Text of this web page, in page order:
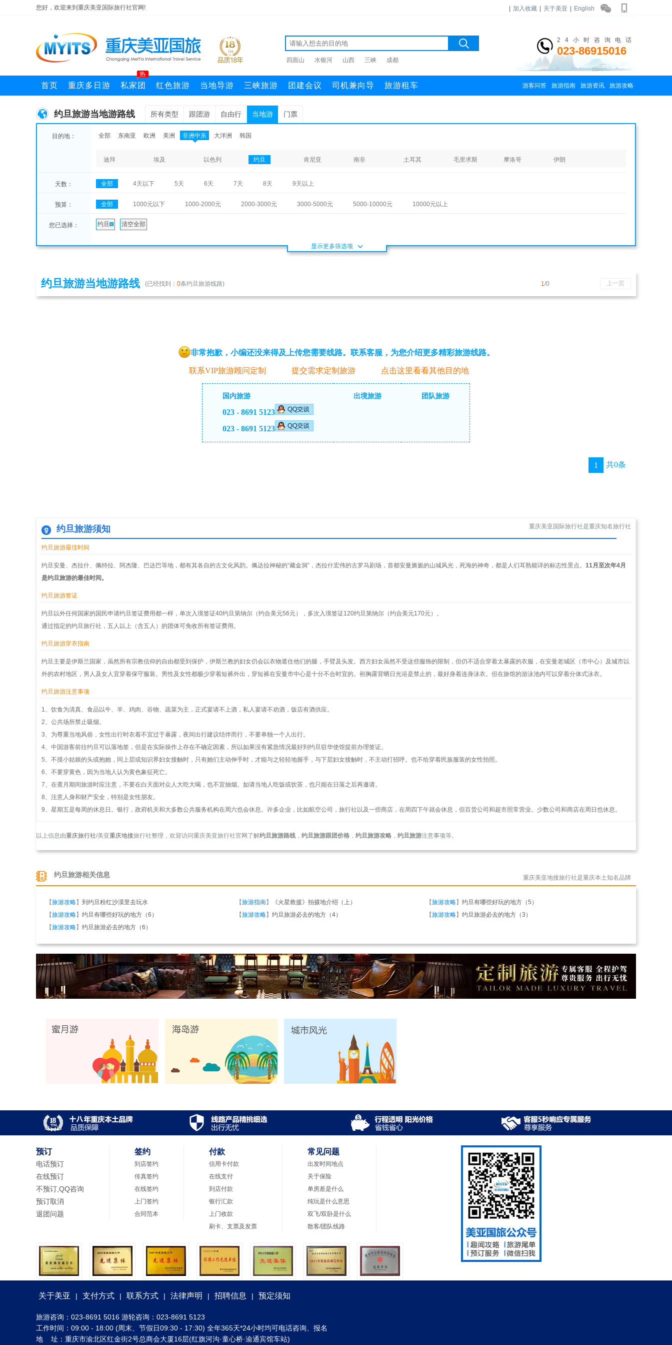
您好，欢迎来到重庆美亚国际旅行社官网! 加入收藏 关于美亚 English
四面山 水银河 山西 三峡 成都
24小时咨询电话
023-86915016
首页 重庆多日游 私家团
热
红色旅游 当地导游 三峡旅游 团建会议 司机兼向导 旅游租车 游客问答 旅游指南 旅游资讯 旅游攻略
约旦旅游当地游路线 所有类型 跟团游 自由行 当地游 门票
目的地： 全部 东南亚 欧洲 美洲 非洲中东 大洋洲 韩国
迪拜 埃及 以色列 约旦 肯尼亚 南非 土耳其 毛里求斯 摩洛哥 伊朗
天数： 全部 4天以下 5天 6天 7天 8天 9天以上
预算： 全部 1000元以下 1000-2000元 2000-3000元 3000-5000元 5000-10000元 10000元以上
您已选择： 约旦 清空全部
显示更多筛选项
约旦旅游当地游路线 (已经找到： 0条约旦旅游线路) 1/0 上一页
非常抱歉，小编还没来得及上传您需要线路。联系客服，为您介绍更多精彩旅游线路。
联系VIP旅游顾问定制 提交需求定制旅游 点击这里看看其他目的地
国内旅游
023 - 8691 5123
023 - 8691 5123
出境旅游 团队旅游
共0条
1
重庆美亚国际旅行社是重庆知名旅行社
约旦旅游须知
约旦旅游最佳时间
约旦安曼、杰拉什、佩特拉、阿杰隆、巴达巴等地，都有其各自的古文化风韵。佩达拉神秘的“藏金洞”，杰拉什宏伟的古罗马剧场，首都安曼旖旎的山城风光，死海的神奇，都是人们耳熟能详的标志性景点。 11月至次年4月
是约旦旅游的最佳时间。
约旦旅游签证
约旦以外任何国家的国民申请约旦签证费用都一样，单次入境签证40约旦第纳尔（约合美元56元），多次入境签证120约旦第纳尔（约合美元170元）。
通过指定的约旦旅行社，五人以上（含五人）的团体可免收所有签证费用。
约旦旅游穿衣指南
约旦主要是伊斯兰国家，虽然所有宗教信仰的自由都受到保护，伊斯兰教的妇女仍会以衣物遮住他们的腿，手臂及头发。西方妇女虽然不受这些服饰的限制，但仍不适合穿着太暴露的衣服，在安曼老城区（市中心）及城市以
外的农村地区，男人及女人宜穿着保守服装。男性及女性都极少穿着短裤外出，穿短裤在安曼市中心是十分不合时宜的。袒胸露背晒日光浴是禁止的，最好身着连身泳衣。但在旅馆的游泳池内可以穿着分体式泳衣。
约旦旅游注意事项
1、饮食为清真、食品以牛、羊、鸡肉、谷物、蔬菜为主，正式宴请不上酒，私人宴请不劝酒，饭店有酒供应。
2、公共场所禁止吸烟。
3、为尊重当地风俗，女性出行时衣着不宜过于暴露，夜间出行建议结伴而行，不要单独一个人出行。
4、中国游客前往约旦可以落地签，但是在实际操作上存在不确定因素，所以如果没有紧急情况最好到约旦驻华使馆提前办理签证。
5、不摸小姑娘的头或抱她，同上层或知识界妇女接触时，只有她们主动伸手时，才能与之轻轻地握手，与下层妇女接触时，不主动打招呼。也不给穿着民族服装的女性拍照。
6、不要穿黄色，因为当地人认为黄色象征死亡。
7、在斋月期间旅游时应注意，不要在白天面对众人大吃大喝，也不宜抽烟。如请当地人吃饭或饮茶，也只能在日落之后再邀请。
8、注意人身和财产安全，特别是女性朋友。
9、星期五是每周的休息日。银行，政府机关和大多数公共服务机构在周六也会休息。许多企业，比如航空公司，旅行社以及一些商店，在周四下午就会休息，但百货公司和超市照常营业。少数公司和商店在周日也休息。
以上信息由重庆旅行社/美亚重庆地接旅行社整理，欢迎访问重庆美亚旅行社官网了解约旦旅游路线 ， 约旦旅游跟团价格 ， 约旦旅游攻略 ， 约旦旅游注意事项等。
约旦旅游相关信息 重庆美亚地接旅行社是重庆本土知名品牌
【旅游攻略】 到约旦粉红沙漠里去玩水 【旅游指南】 《火星救援》拍摄地介绍（上） 【旅游攻略】 约旦有哪些好玩的地方（5）
【旅游攻略】 约旦有哪些好玩的地方（6） 【旅游攻略】 约旦旅游必去的地方（4） 【旅游攻略】 约旦旅游必去的地方（3）
【旅游攻略】 约旦旅游必去的地方（6）
预订
电话预订
在线预订
不预订,QQ咨询
预订取消
退团问题
签约
到店签约
传真签约
在线签约
上门签约
合同范本
付款
信用卡付款
在线支付
到店付款
银行汇款
上门收款
刷卡、支票及发票
常见问题
出发时间地点
关于保险
单房差是什么
纯玩是什么意思
双飞/双卧是什么
散客/团队线路
关于美亚 | 支付方式 | 联系方式 | 法律声明 | 招聘信息 | 预定须知
旅游咨询：023-8691 5016 游轮咨询：023-8691 5123
工作时间：09:00 - 18:00 (周末、节假日09:30 - 17:30) 全年365天*24小时均可电话咨询、报名
地 址：重庆市渝北区红金街2号总商会大厦16层(红旗河沟·童心桥·渝通宾馆车站)